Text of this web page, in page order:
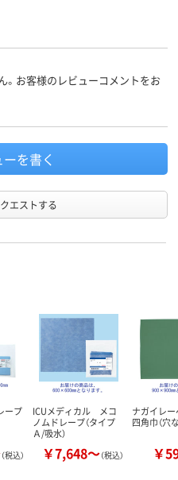
。お客様のレビューコメントをお
を書く
エストする
ープ
（税込）
ICUメディカル メコ
ノムドレープ（タイプ
Ａ/吸水）
￥7,648～（税込）
ナガイレ
四角巾（穴
￥